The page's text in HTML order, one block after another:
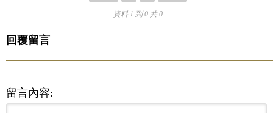
資料 1 到 0 共 0
回覆留言
留言內容: